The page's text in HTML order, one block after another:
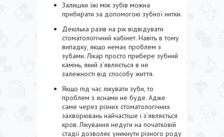
Залишки їжі між зубів можна
прибирати за допомогою зубної нитки.
Декілька разів на рік відвідувати
стоматологічний кабінет. Навіть в тому
випадку, якщо немає проблем з
зубами. Лікар просто прибере зубний
камінь, який з’являється в не
залежності від способу життя.
Якщо під час лікувати зуби, то
проблем з яснами не буде. Адже
саме через різних стоматологічних
захворювань найчастіше і з’являється
кров. Лікування недуги на початковій
стадії дозволяє уникнути різного роду